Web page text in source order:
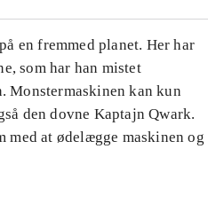
en fremmed planet. Her har
som har han mistet
Monstermaskinen kan kun
den dovne Kaptajn Qwark.
at ødelægge maskinen og